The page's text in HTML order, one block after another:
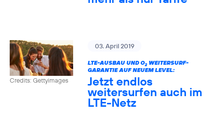
Credits: Gettyimages
03. April 2019
LTE-AUSBAU UND O2WEITERSURF-
GARANTIE AUF NEUEM LEVEL:
Jetzt endlos
weitersurfen auch im
LTE-Netz